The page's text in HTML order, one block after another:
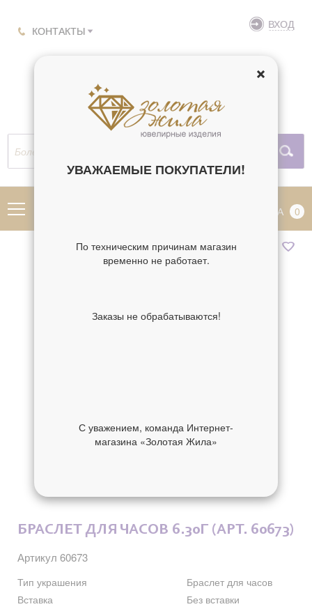
КОНТАКТЫ ВХОД
КОРЗИНА 0
БРАСЛЕТ ДЛЯ ЧАСОВ 6.30Г (АРТ. 60673)
Артикул 60673
Тип украшения
Браслет для часов
Вставка
Без вставки
УВАЖАЕМЫЕ ПОКУПАТЕЛИ!
По техническим причинам магазин
временно не работает.
Заказы не обрабатываются!
С уважением, команда Интернет-
магазина «Золотая Жила»